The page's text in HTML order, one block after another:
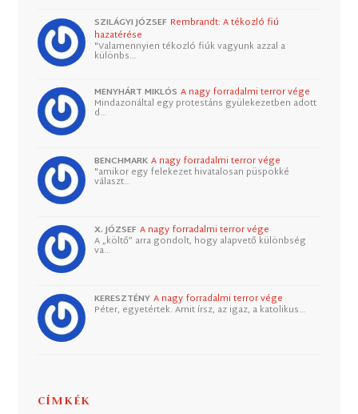
SZILÁGYI JÓZSEF Rembrandt: A tékozló fiú
hazatérése
"Valamennyien tékozló fiúk vagyunk azzal a
különbs…
MENYHÁRT MIKLÓS A nagy forradalmi terror vége
Mindazonáltal egy protestáns gyülekezetben adott
d…
BENCHMARK A nagy forradalmi terror vége
"amikor egy felekezet hivatalosan püspökké
választ…
X. JÓZSEF A nagy forradalmi terror vége
A „költő” arra gondolt, hogy alapvető különbség
va…
KERESZTÉNY A nagy forradalmi terror vége
Péter, egyetértek. Amit írsz, az igaz, a katolikus…
CÍMKÉK